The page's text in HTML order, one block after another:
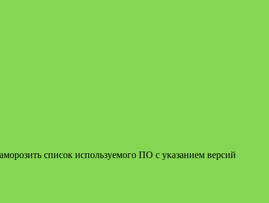
список используемого ПО с указанием версий